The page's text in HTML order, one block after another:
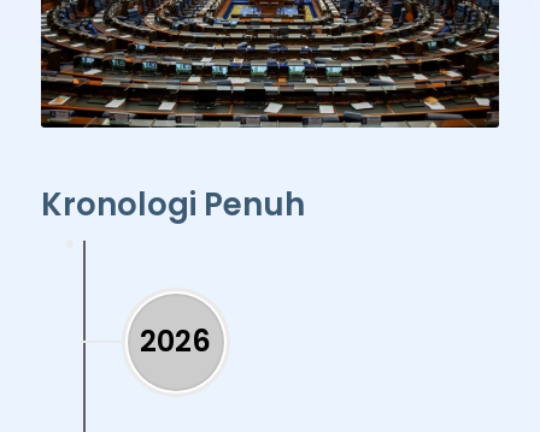
Kronologi Penuh
2026